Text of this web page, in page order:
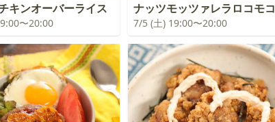
キンオーバーライス
〜20:00
ナッツモッツァレラロコモコ
7/5 (土) 19:00〜20:00